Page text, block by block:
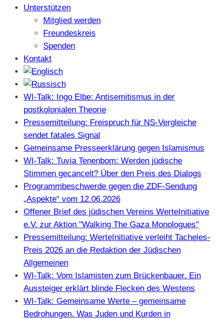
Unterstützen
Mitglied werden
Freundeskreis
Spenden
Kontakt
WI-Talk: Ingo Elbe: Antisemitismus in der
postkolonialen Theorie
Pressemitteilung: Freispruch für NS-Vergleiche
sendet fatales Signal
Gemeinsame Presseerklärung gegen Islamismus
WI-Talk: Tuvia Tenenbom: Werden jüdische
Stimmen gecancelt? Über den Preis des Dialogs
Programmbeschwerde gegen die ZDF-Sendung
„Aspekte“ vom 12.06.2026
Offener Brief des jüdischen Vereins WerteInitiative
e.V. zur Aktion "Walking The Gaza Monologues"
Pressemitteilung: WerteInitiative verleiht Tacheles-
Preis 2026 an die Redaktion der Jüdischen
Allgemeinen
WI-Talk: Vom Islamisten zum Brückenbauer. Ein
Aussteiger erklärt blinde Flecken des Westens
WI-Talk: Gemeinsame Werte – gemeinsame
Bedrohungen. Was Juden und Kurden in